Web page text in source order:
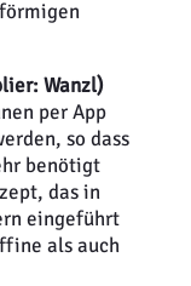
Wanzl)
per App
so dass
benötigt
das in
eingeführt
als auch